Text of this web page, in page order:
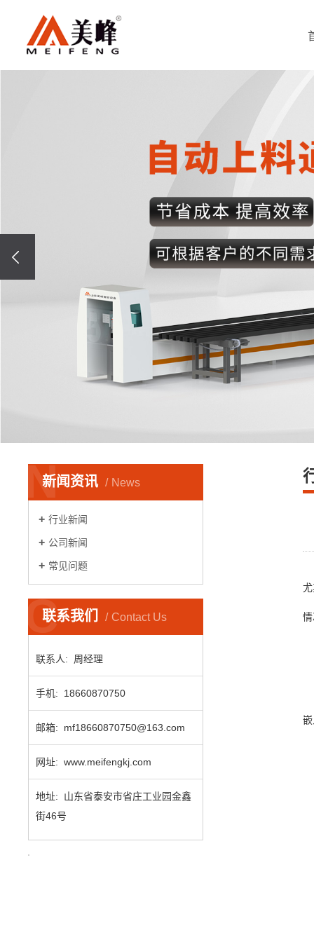
新闻资讯 News
N
行业新闻
公司新闻
常见问题
联系我们 Contact Us
C
联系人: 周经理
手机: 18660870750
邮箱: mf18660870750@163.com
网址: www.meifengkj.com
地址: 山东省泰安市省庄工业园金鑫
街46号